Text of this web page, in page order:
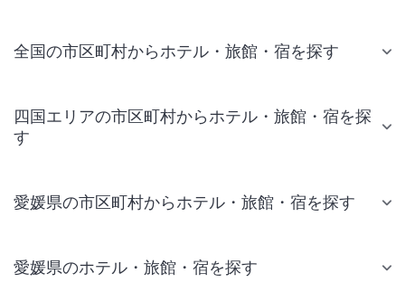
全国の市区町村からホテル・旅館・宿を探す
四国エリアの市区町村からホテル・旅館・宿を探
す
愛媛県の市区町村からホテル・旅館・宿を探す
愛媛県のホテル・旅館・宿を探す